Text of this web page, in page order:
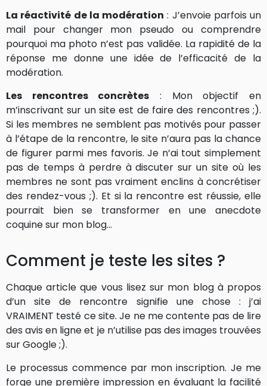
La réactivité de la modération : J’envoie parfois un
mail pour changer mon pseudo ou comprendre
pourquoi ma photo n’est pas validée. La rapidité de la
réponse me donne une idée de l’efficacité de la
modération.
Les rencontres concrètes : Mon objectif en
m’inscrivant sur un site est de faire des rencontres ;).
Si les membres ne semblent pas motivés pour passer
à l’étape de la rencontre, le site n’aura pas la chance
de figurer parmi mes favoris. Je n’ai tout simplement
pas de temps à perdre à discuter sur un site où les
membres ne sont pas vraiment enclins à concrétiser
des rendez-vous ;). Et si la rencontre est réussie, elle
pourrait bien se transformer en une anecdote
coquine sur mon blog…
Comment je teste les sites ?
Chaque article que vous lisez sur mon blog à propos
d’un site de rencontre signifie une chose : j’ai
VRAIMENT testé ce site. Je ne me contente pas de lire
des avis en ligne et je n’utilise pas des images trouvées
sur Google ;).
Le processus commence par mon inscription. Je me
forge une première impression en évaluant la facilité